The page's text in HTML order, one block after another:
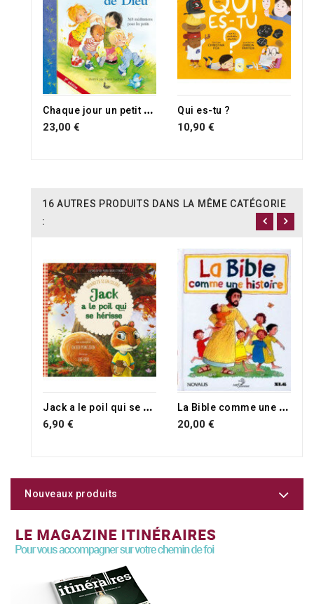
C
haque jour un petit mot de Dieu, 2ème édition
23,00 €
Qui es-tu ?
10,90 €
16 AUTRES PRODUITS DANS LA MÊME CATÉGORIE
:
J
ack a le poil qui se hérisse
6,90 €
L
a Bible comme une histoire
20,00 €
Nouveaux produits